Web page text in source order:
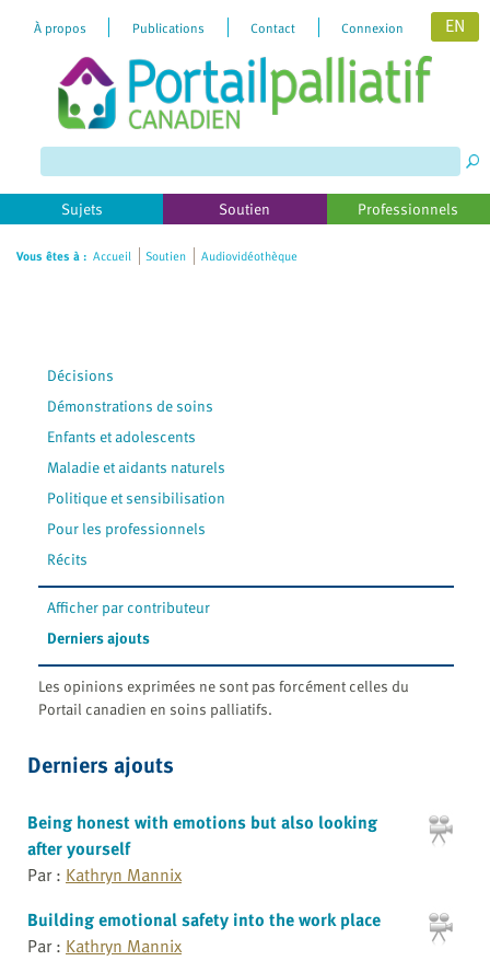
website
includes
an
accessibility
À propos Publications Contact Connexion EN
Sujets Soutien Professionnels
Vous êtes à : Accueil Soutien Audiovidéothèque
Décisions
Démonstrations de soins
Enfants et adolescents
Maladie et aidants naturels
Politique et sensibilisation
Pour les professionnels
Récits
Afficher par contributeur
Derniers ajouts
Les opinions exprimées ne sont pas forcément celles du
Portail canadien en soins palliatifs.
Derniers ajouts
Being honest with emotions but also looking
after yourself
Par : Kathryn Mannix
Building emotional safety into the work place
Par : Kathryn Mannix